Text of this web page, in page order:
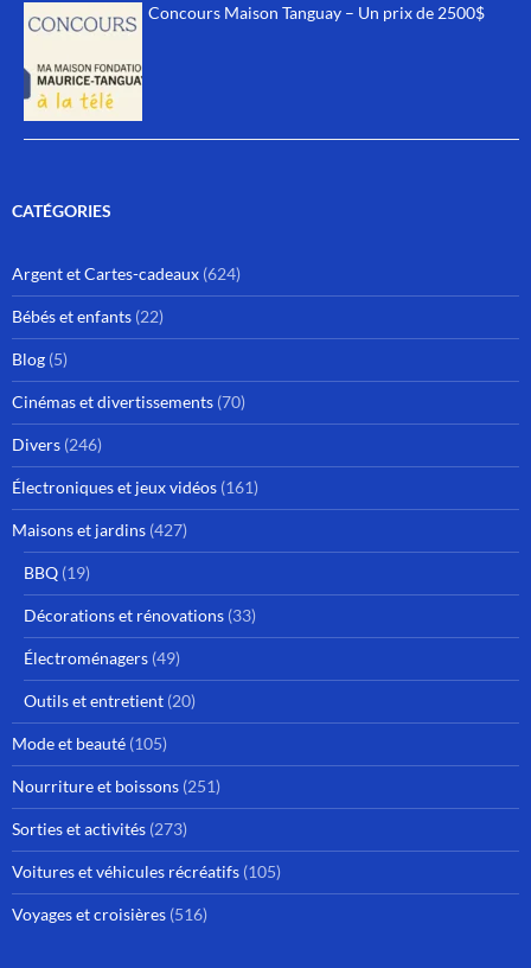
Concours Maison Tanguay – Un prix de 2500$
CATÉGORIES
Argent et Cartes-cadeaux (624)
Bébés et enfants (22)
Blog (5)
Cinémas et divertissements (70)
Divers (246)
Électroniques et jeux vidéos (161)
Maisons et jardins (427)
BBQ (19)
Décorations et rénovations (33)
Électroménagers (49)
Outils et entretient (20)
Mode et beauté (105)
Nourriture et boissons (251)
Sorties et activités (273)
Voitures et véhicules récréatifs (105)
Voyages et croisières (516)